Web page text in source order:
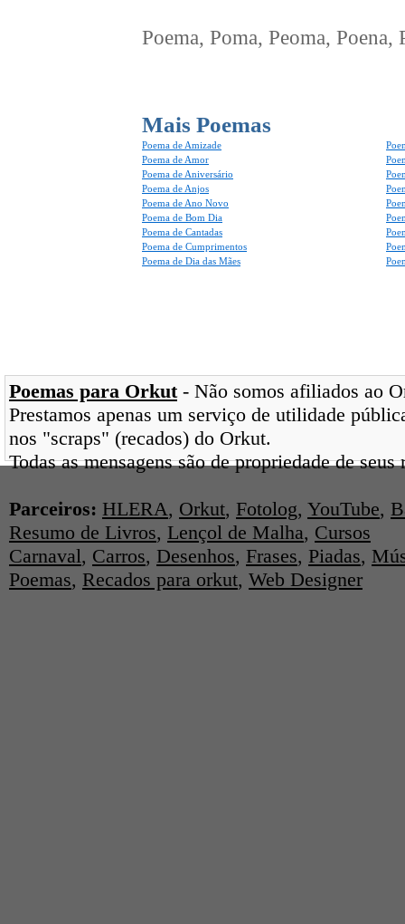
Poema, Poma, Peoma,
Mais Poemas
Poema de Amizade
Poema de Amor
Poema de Aniversário
Poema de Anjos
Poema de Ano Novo
Poema de Bom Dia
Poema de Cantadas
Poema de Cumprimentos
Poema de Dia das Mães
Poemas para Orkut- Não somos afiliados ao
Prestamos apenas um serviço de utilidade
nos "scraps" (recados) do Orkut.
Todas as mensagens são de propriedade de
Parceiros: HLERA, Orkut, Fotolog, YouTube,
Resumo de Livros, Lençol de Malha, Cursos
Carnaval, Carros, Desenhos, Frases, Piadas,
Poemas, Recados para orkut, Web Designer